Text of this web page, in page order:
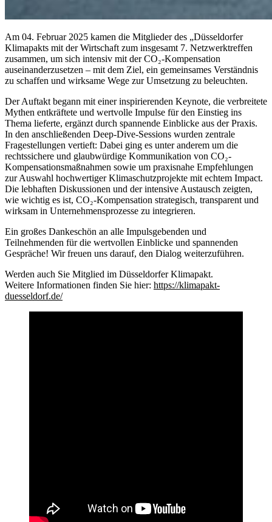
Am 04. Februar 2025 kamen die Mitglieder des „Düsseldorfer
Klimapakts mit der Wirtschaft zum insgesamt 7. Netzwerktreffen
zusammen, um sich intensiv mit der CO₂-Kompensation
auseinanderzusetzen – mit dem Ziel, ein gemeinsames Verständnis
zu schaffen und wirksame Wege zur Umsetzung zu beleuchten.
Der Auftakt begann mit einer inspirierenden Keynote, die verbreitete
Mythen entkräftete und wertvolle Impulse für den Einstieg ins
Thema lieferte, ergänzt durch spannende Einblicke aus der Praxis.
In den anschließenden Deep-Dive-Sessions wurden zentrale
Fragestellungen vertieft: Dabei ging es unter anderem um die
rechtssichere und glaubwürdige Kommunikation von CO₂-
Kompensationsmaßnahmen sowie um praxisnahe Empfehlungen
zur Auswahl hochwertiger Klimaschutzprojekte mit echtem Impact.
Die lebhaften Diskussionen und der intensive Austausch zeigten,
wie wichtig es ist, CO₂-Kompensation strategisch, transparent und
wirksam in Unternehmensprozesse zu integrieren.
Ein großes Dankeschön an alle Impulsgebenden und
Teilnehmenden für die wertvollen Einblicke und spannenden
Gespräche! Wir freuen uns darauf, den Dialog weiterzuführen.
Werden auch Sie Mitglied im Düsseldorfer Klimapakt.
Weitere Informationen finden Sie hier: https://klimapakt-
duesseldorf.de/